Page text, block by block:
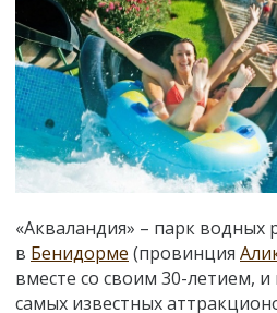
«Акваландия» – парк водных
в Бенидорме (провинция
вместе со своим 30-летием,
самых известных